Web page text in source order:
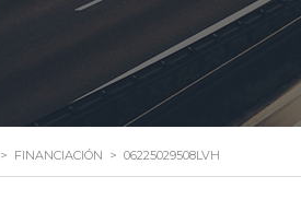
> FINANCIACIÓN > 06225029508LVH